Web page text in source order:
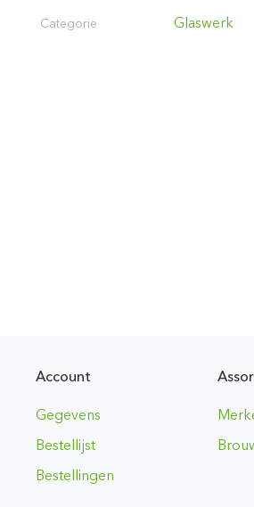
Categorie Glaswerk
Account
Gegevens
Bestellijst
Bestellingen